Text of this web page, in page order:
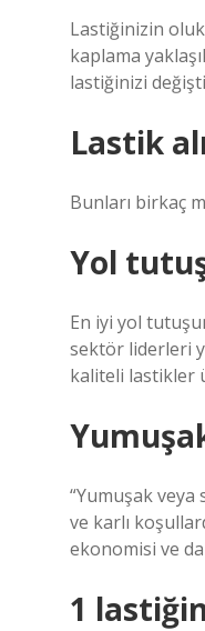
Lastiğinizin
kaplama
lastiğinizi
Lastik
Bunları birkaç
Yol
En iyi yol
sektör liderleri
kaliteli lastikler
“Yumuşak veya
ve karlı
ekonomisi ve
1